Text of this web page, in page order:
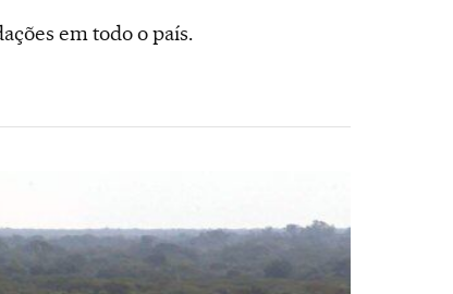
em todo o país.